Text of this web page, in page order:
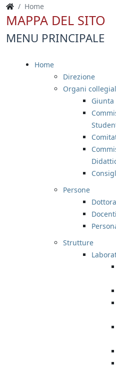
Home
MAPPA DEL SITO
MENU PRINCIPALE
Home
Direzione
Organi
Giunta
Persone
Strutture